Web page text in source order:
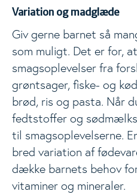
Variation og madglæde
Giv gerne barnet så
som muligt. Det er for,
smagsoplevelser fra
grøntsager, fiske- og
brød, ris og pasta. Når
fedtstoffer og
til smagsoplevelserne.
bred variation af
dække barnets behov
vitaminer og mineraler.